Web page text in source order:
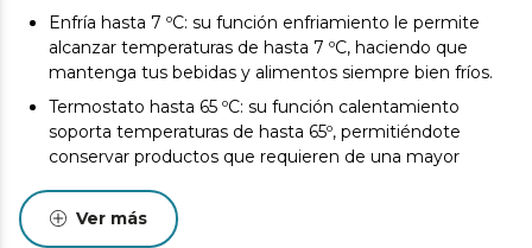
Enfría hasta 7 ºC: su función enfriamiento le permite
alcanzar temperaturas de hasta 7 ºC, haciendo que
mantenga tus bebidas y alimentos siempre bien fríos.
Termostato hasta 65 ºC: su función calentamiento
soporta temperaturas de hasta 65º, permitiéndote
conservar productos que requieren de una mayor
Siempre a la temperatura ideal: tanto si necesitas
refrescar tus bebidas como si necesitas conservar el
Ver más